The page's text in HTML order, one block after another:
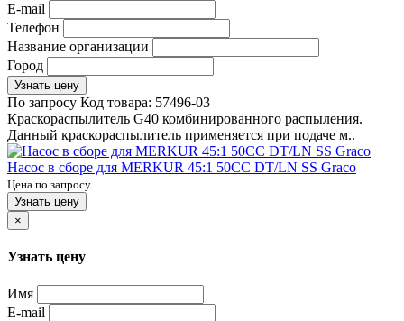
E-mail
Телефон
Название организации
Город
Узнать цену
По запросу Код товара: 57496-03
Краскораспылитель G40 комбинированного распыления.
Данный краскораспылитель применяется при подаче м..
Насос в сборе для MERKUR 45:1 50CC DT/LN SS Graco
Цена по запросу
Узнать цену
×
Узнать цену
Имя
E-mail